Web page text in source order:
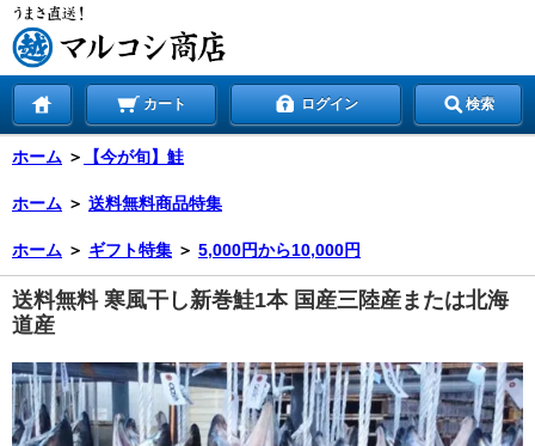
カート ログイン 検索
ホーム ＞ 【今が旬】鮭
ホーム ＞ 送料無料商品特集
ホーム ＞ ギフト特集 ＞ 5,000円から10,000円
送料無料 寒風干し新巻鮭1本 国産三陸産または北海
道産